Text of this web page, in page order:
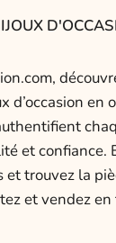
d’occasion en
et confiance.
et trouvez la
et vendez